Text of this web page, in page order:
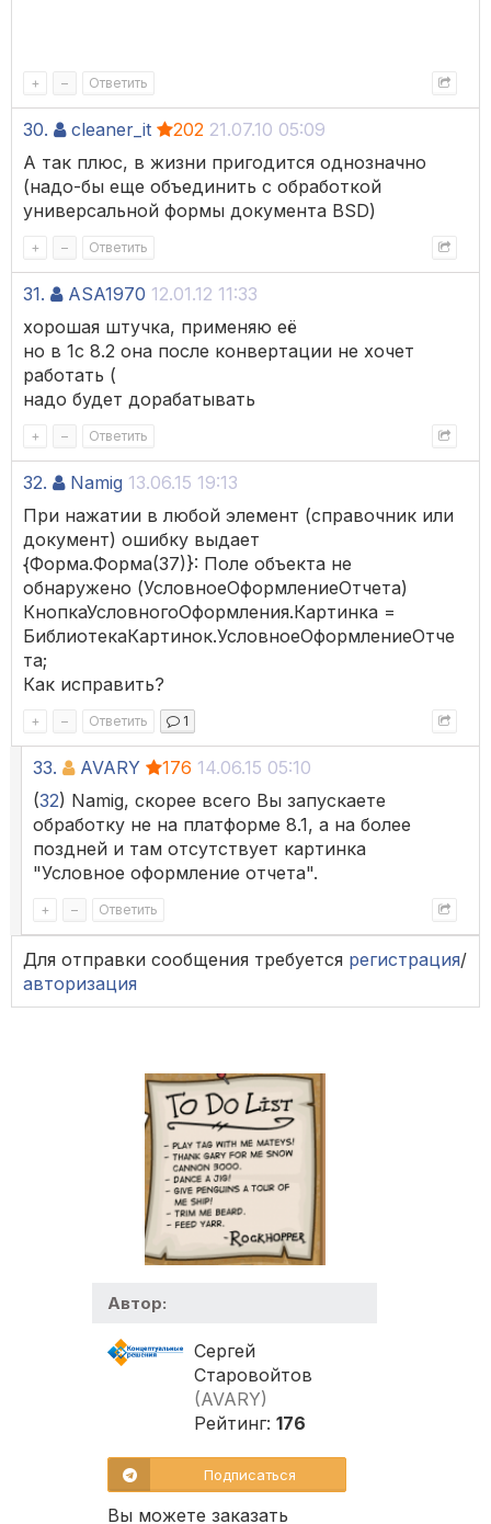
+ – Ответить
30. cleaner_it 202 21.07.10 05:09
А так плюс, в жизни пригодится однозначно
(надо-бы еще объединить с обработкой
универсальной формы документа BSD)
+ – Ответить
31. ASA1970 12.01.12 11:33
хорошая штучка, применяю её
но в 1с 8.2 она после конвертации не хочет
работать (
надо будет дорабатывать
+ – Ответить
32. Namig 13.06.15 19:13
При нажатии в любой элемент (справочник или
документ) ошибку выдает
{Форма.Форма(37)}: Поле объекта не
обнаружено (УсловноеОформлениеОтчета)
КнопкаУсловногоОформления.Картинка =
БиблиотекаКартинок.УсловноеОформлениеОтче
та;
Как исправить?
+ – Ответить 1
33. AVARY 176 14.06.15 05:10
(32) Namig, скорее всего Вы запускаете
обработку не на платформе 8.1, а на более
поздней и там отсутствует картинка
"Условное оформление отчета".
+ – Ответить
Для отправки сообщения требуется регистрация/
авторизация
Автор:
Сергей
Старовойтов
(AVARY)
Рейтинг: 176
Подписаться
Вы можете заказать